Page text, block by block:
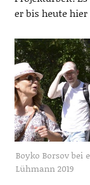
er bis heute hier
Boyko Borsov bei
Lühmann 2019